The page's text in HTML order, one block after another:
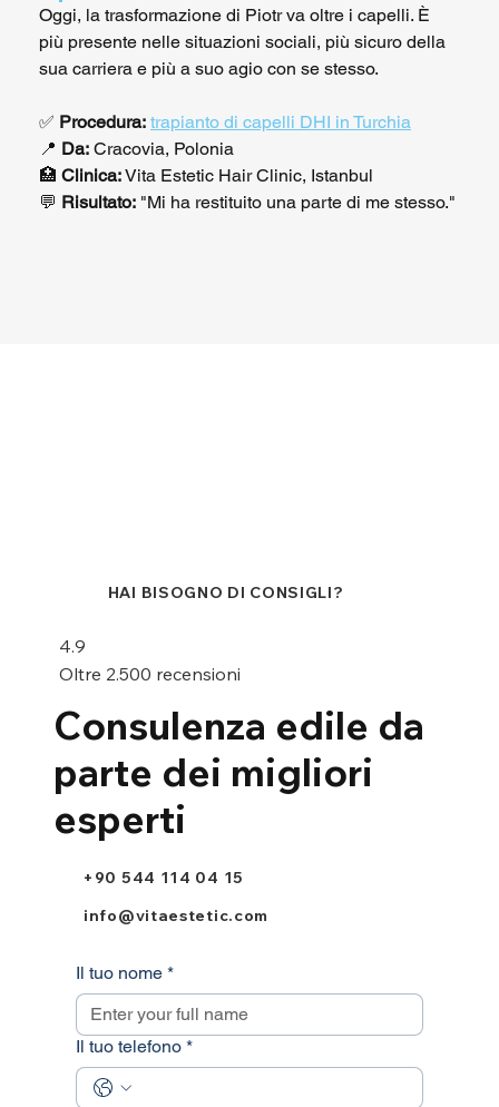
Oggi, la trasformazione di Piotr va oltre i capelli. È
più presente nelle situazioni sociali, più sicuro della
sua carriera e più a suo agio con se stesso.
✅ Procedura: trapianto di capelli DHI in Turchia
📍 Da: Cracovia, Polonia
🏥 Clinica: Vita Estetic Hair Clinic, Istanbul
💬 Risultato: "Mi ha restituito una parte di me stesso."
HAI BISOGNO DI CONSIGLI?
4.9
Oltre 2.500 recensioni
Consulenza edile da
parte dei migliori
esperti
+90 544 114 04 15
info@vitaestetic.com
Il tuo nome *
Il tuo telefono *